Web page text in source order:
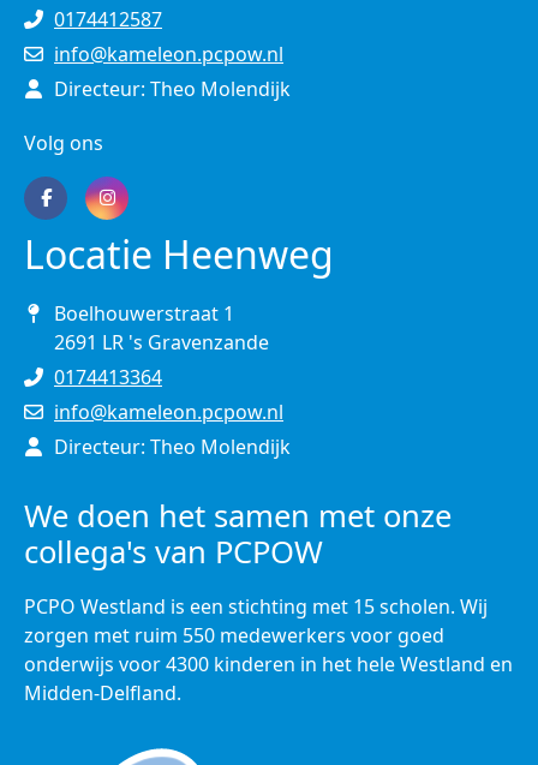
0174412587
info@kameleon.pcpow.nl
Directeur: Theo Molendijk
Volg ons
Locatie Heenweg
Boelhouwerstraat 1
2691 LR 's Gravenzande
0174413364
info@kameleon.pcpow.nl
Directeur: Theo Molendijk
We doen het samen met onze
collega's van PCPOW
PCPO Westland is een stichting met 15 scholen. Wij
zorgen met ruim 550 medewerkers voor goed
onderwijs voor 4300 kinderen in het hele Westland en
Midden-Delfland.